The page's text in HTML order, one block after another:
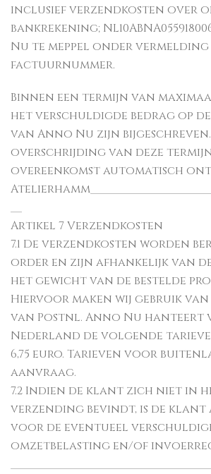
inclusief verzendkosten over
bankrekening;
Nu te meppel onder
factuurnummer.
Binnen een termijn van
het verschuldigde bedrag op
van Anno Nu zijn bijgeschreven.
overschrijding van deze
overeenkomst automatisch
Artikel 7 Verzendkosten
7.1 De verzendkosten worden
order en zijn afhankelijk van
het gewicht van de bestelde
Hiervoor maken wij gebruik
van Postnl. Anno Nu hanteert
Nederland de volgende
6,75 euro. Tarieven voor
aanvraag.
7.2 Indien de klant zich niet in
verzending bevindt, is de klant
voor de eventueel
omzetbelasting en/of